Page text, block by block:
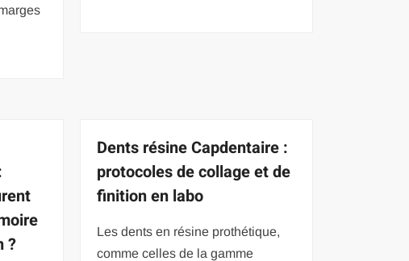
?
Dents résine Capdentaire :
protocoles de collage et de
finition en labo
Les dents en résine prothétique,
comme celles de la gamme